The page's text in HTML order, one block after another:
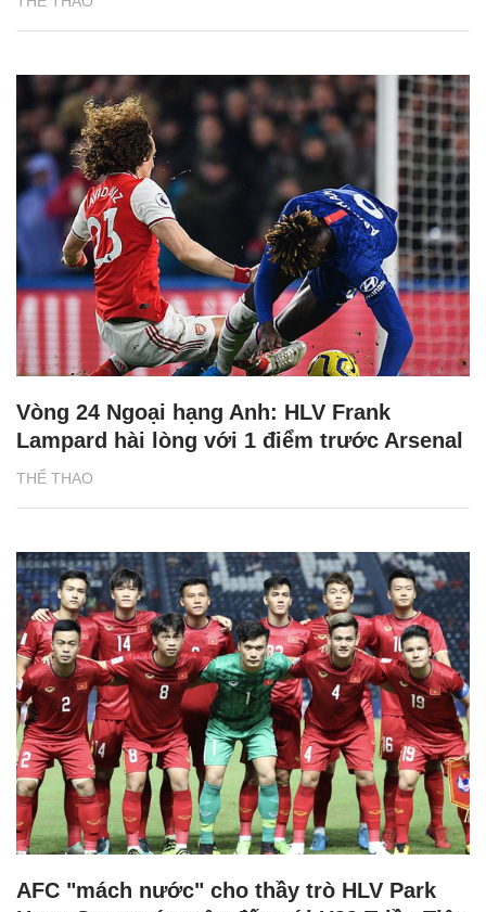
THỂ THAO
Vòng 24 Ngoại hạng Anh: HLV Frank
Lampard hài lòng với 1 điểm trước Arsenal
AFC "mách nước" cho thầy trò HLV Park